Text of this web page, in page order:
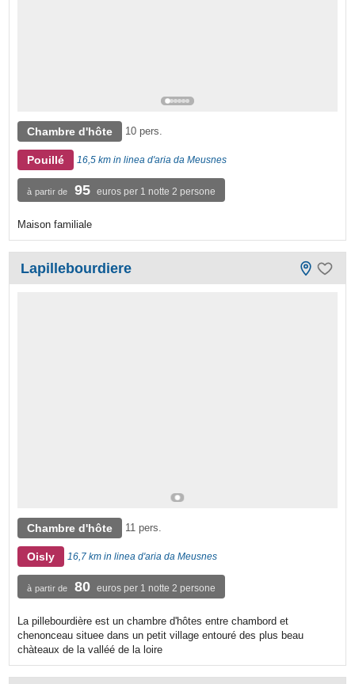
Chambre d'hôte 10 pers.
Pouillé 16,5 km in linea d'aria da Meusnes
à partir de 95 euros per 1 notte 2 persone
Maison familiale
Lapillebourdiere
Chambre d'hôte 11 pers.
Oisly 16,7 km in linea d'aria da Meusnes
à partir de 80 euros per 1 notte 2 persone
La pillebourdière est un chambre d'hôtes entre chambord et
chenonceau situee dans un petit village entouré des plus beau
chàteaux de la valléé de la loire